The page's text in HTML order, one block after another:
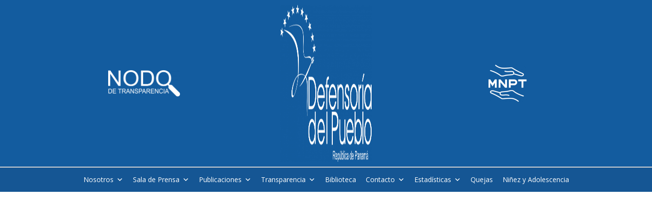
Nosotros Sala de Prensa Publicaciones Transparencia Biblioteca Contacto Estadísticas Quejas Niñez y Adolescencia